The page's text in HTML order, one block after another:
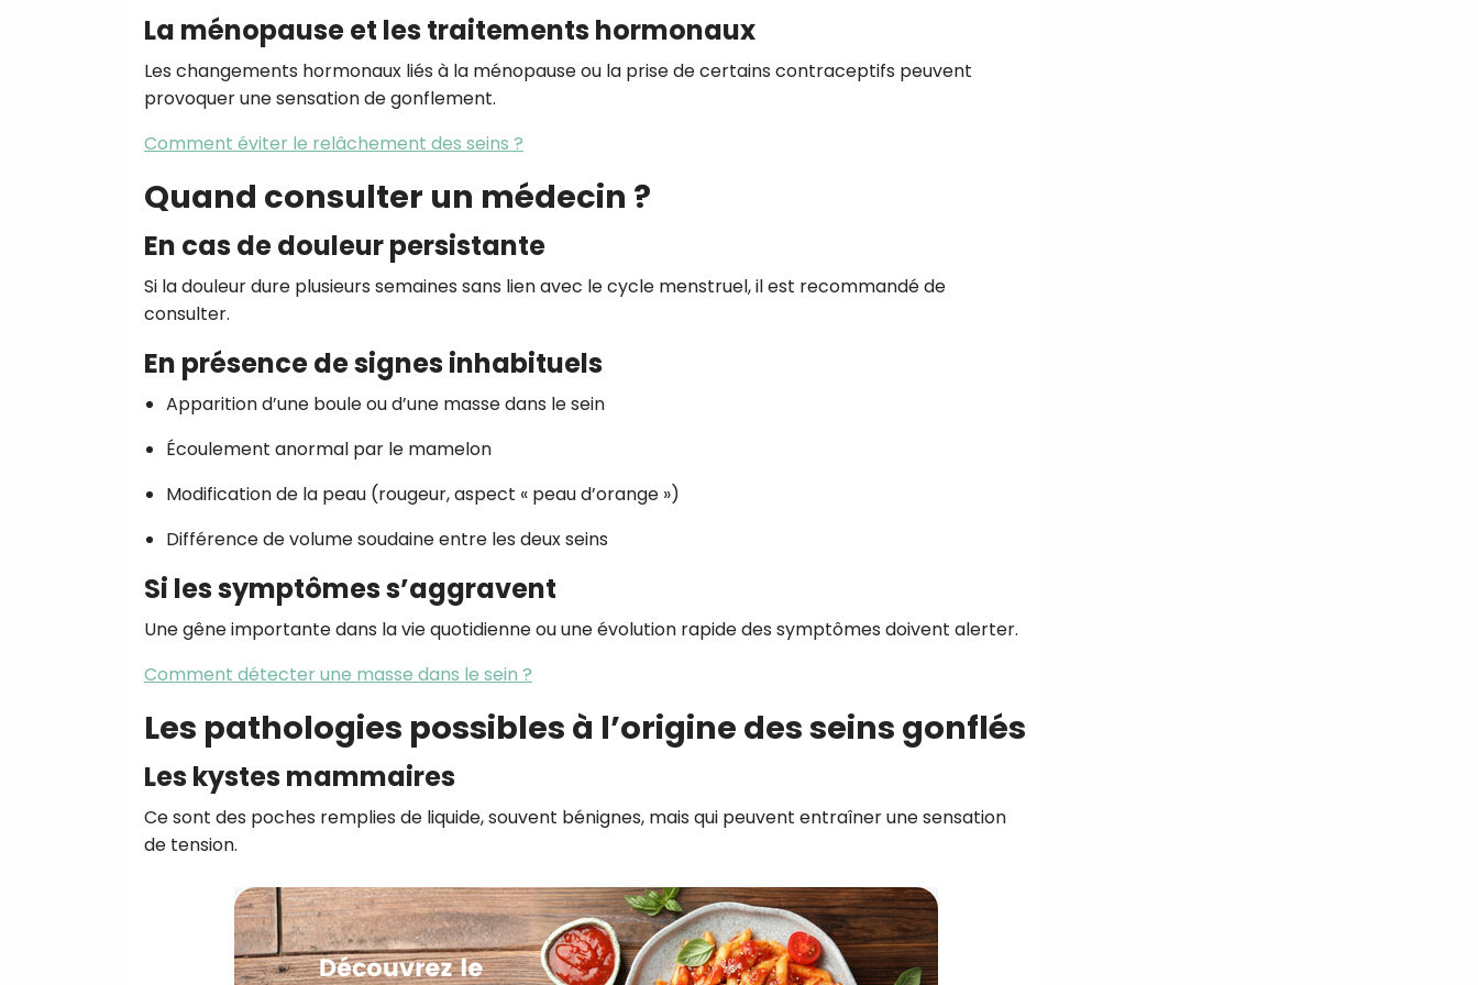
La ménopause et les traitements hormonaux
Les changements hormonaux liés à la ménopause ou la prise de certains contraceptifs peuvent
provoquer une sensation de gonflement.
Comment éviter le relâchement des seins ?
Quand consulter un médecin ?
En cas de douleur persistante
Si la douleur dure plusieurs semaines sans lien avec le cycle menstruel, il est recommandé de
consulter.
En présence de signes inhabituels
Apparition d’une boule ou d’une masse dans le sein
Écoulement anormal par le mamelon
Modification de la peau (rougeur, aspect « peau d’orange »)
Différence de volume soudaine entre les deux seins
Si les symptômes s’aggravent
Une gêne importante dans la vie quotidienne ou une évolution rapide des symptômes doivent alerter.
Comment détecter une masse dans le sein ?
Les pathologies possibles à l’origine des seins gonflés
Les kystes mammaires
Ce sont des poches remplies de liquide, souvent bénignes, mais qui peuvent entraîner une sensation
de tension.